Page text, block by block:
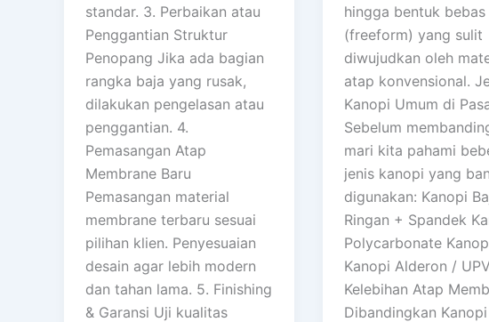
standar. 3. Perbaikan atau
Penggantian Struktur
Penopang Jika ada bagian
rangka baja yang rusak,
dilakukan pengelasan atau
penggantian. 4.
Pemasangan Atap
Membrane Baru
Pemasangan material
membrane terbaru sesuai
pilihan klien. Penyesuaian
desain agar lebih modern
dan tahan lama. 5. Finishing
& Garansi Uji kualitas
hingga bentuk bebas
(freeform) yang sulit
diwujudkan oleh
atap konvensional.
Kanopi Umum di
Sebelum
mari kita pahami
jenis kanopi yang
digunakan: Kanopi
Ringan + Spandek
Polycarbonate
Kanopi Alderon /
Kelebihan Atap
Dibandingkan Kanopi